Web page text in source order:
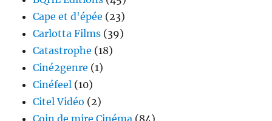
Cape et d'épée (23)
Carlotta Films (39)
Catastrophe (18)
Ciné2genre (1)
Cinéfeel (10)
Citel Vidéo (2)